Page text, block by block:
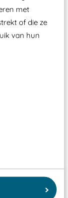
met
of die ze
van hun
voorzien
en